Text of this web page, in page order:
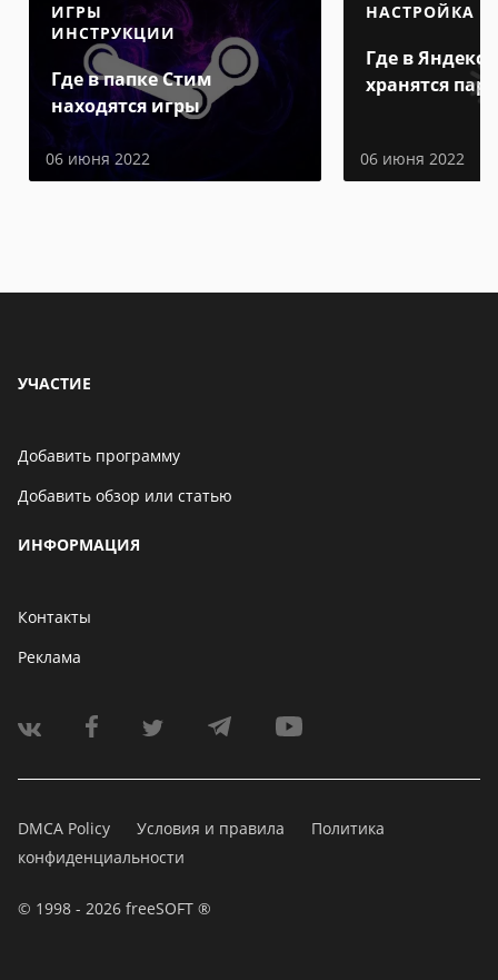
ИГРЫ
ИНСТРУКЦИИ
Где в папке Стим
находятся игры
06 июня 2022
НАСТРОЙКА
Где в Яндекс
хранятся
06 июня 2022
УЧАСТИЕ
Добавить программу
Добавить обзор или статью
ИНФОРМАЦИЯ
Контакты
Реклама
DMCA Policy Условия и правила
Политика
конфиденциальности
© 1998 - 2026 freeSOFT ®